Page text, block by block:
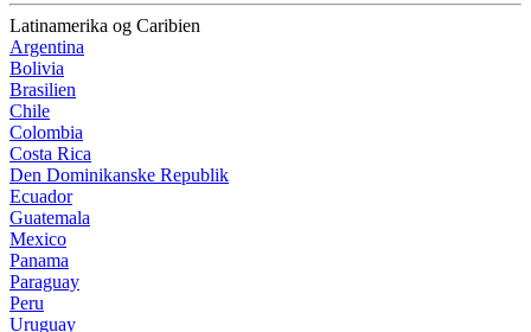
Latinamerika og Caribien
Argentina
Bolivia
Brasilien
Chile
Colombia
Costa Rica
Den Dominikanske Republik
Ecuador
Guatemala
Mexico
Panama
Paraguay
Peru
Uruguay